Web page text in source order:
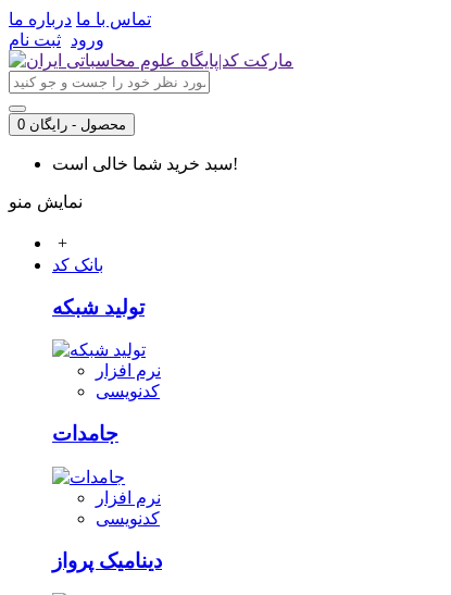
تماس با ما درباره ما
ورود ثبت نام
0 محصول - رایگان
سبد خرید شما خالی است!
نمایش منو
+
بانک کد
تولید شبکه
نرم افزار
کدنویسی
جامدات
نرم افزار
کدنویسی
دینامیک پرواز